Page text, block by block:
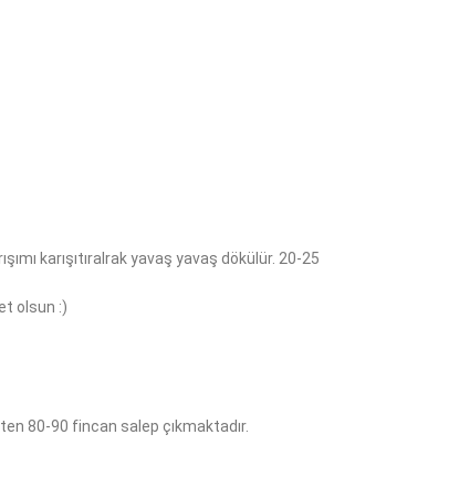
karışıtıralrak yavaş yavaş dökülür. 20-25
olsun :)
80-90 fincan salep çıkmaktadır.